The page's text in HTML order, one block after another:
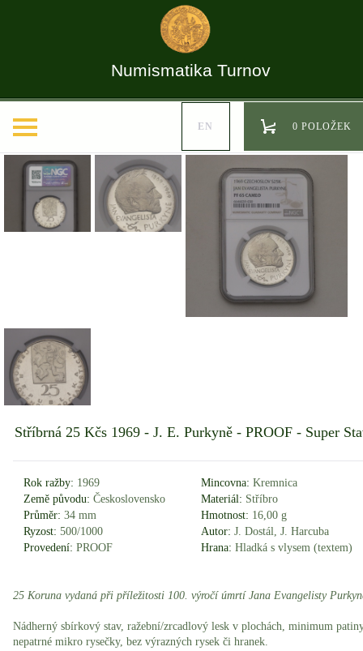
Numismatika Turnov
EN 0 POLOŽEK
Stříbrná 25 Kčs 1969 - J. E. Purkyně - PROOF - Super
Rok ražby: 1969 Mincovna: Kremnica
Země původu: Československo Materiál: Stříbro
Průměr: 34 mm Hmotnost: 16,00 g
Ryzost: 500/1000 Autor: J. Dostál, J. Harcuba
Provedení: PROOF Hrana: Hladká s vlysem (textem)
25 Koruna vydaná při příležitosti 100. výročí úmrtí Jana Evangelisty
Nádherný sbírkový stav, ražební/zrcadlový lesk v plochách, minimum
nepatrné mikro rysečky, bez výrazných rysek či hranek.